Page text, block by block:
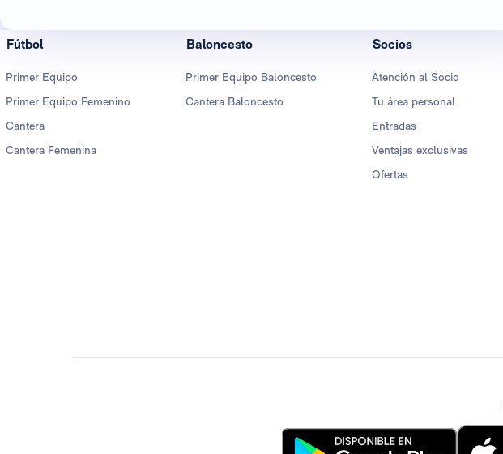
Fútbol
Primer Equipo
Primer Equipo Femenino
Cantera
Cantera Femenina
Baloncesto
Primer Equipo Baloncesto
Cantera Baloncesto
Socios
Atención al Socio
Tu área personal
Entradas
Ventajas exclusivas
Ofertas